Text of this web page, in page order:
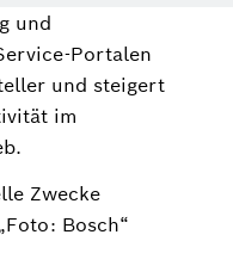
und
Portalen
und steigert
im
Zwecke
Bosch“